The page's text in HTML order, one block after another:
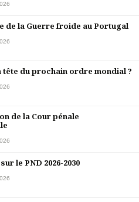
de la Guerre froide au Portugal
tête du prochain ordre mondial ?
de la Cour pénale
le PND 2026-2030